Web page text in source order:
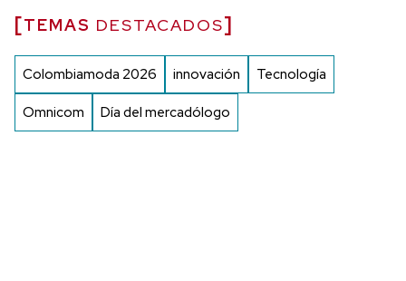
TEMAS DESTACADOS
Colombiamoda 2026 innovación Tecnología
Omnicom Día del mercadólogo